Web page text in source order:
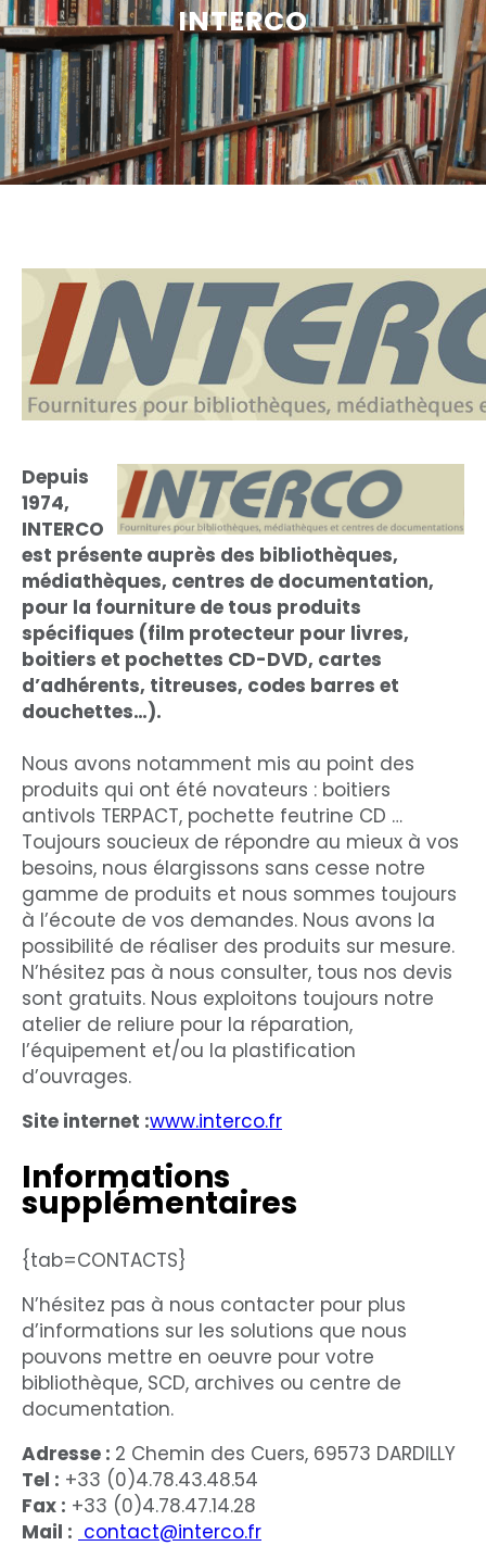
INTERCO
Depuis
1974,
INTERCO
est présente auprès des bibliothèques,
médiathèques, centres de documentation,
pour la fourniture de tous produits
spécifiques (film protecteur pour livres,
boitiers et pochettes CD-DVD, cartes
d’adhérents, titreuses, codes barres et
douchettes…).
Nous avons notamment mis au point des
produits qui ont été novateurs : boitiers
antivols TERPACT, pochette feutrine CD …
Toujours soucieux de répondre au mieux à vos
besoins, nous élargissons sans cesse notre
gamme de produits et nous sommes toujours
à l’écoute de vos demandes. Nous avons la
possibilité de réaliser des produits sur mesure.
N’hésitez pas à nous consulter, tous nos devis
sont gratuits. Nous exploitons toujours notre
atelier de reliure pour la réparation,
l’équipement et/ou la plastification
d’ouvrages.
Site internet :www.interco.fr
Informations
supplémentaires
{tab=CONTACTS}
N’hésitez pas à nous contacter pour plus
d’informations sur les solutions que nous
pouvons mettre en oeuvre pour votre
bibliothèque, SCD, archives ou centre de
documentation.
Adresse : 2 Chemin des Cuers, 69573 DARDILLY
Tel : +33 (0)4.78.43.48.54
Fax : +33 (0)4.78.47.14.28
Mail : contact@interco.fr